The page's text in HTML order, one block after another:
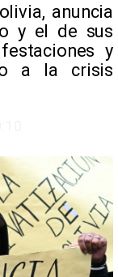
anuncia
y el de sus
y
a la crisis